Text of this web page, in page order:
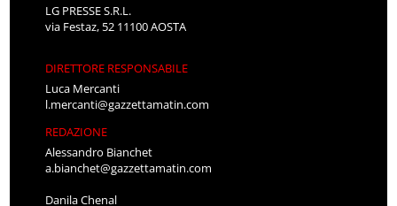
LG PRESSE S.R.L.
via Festaz, 52 11100 AOSTA
DIRETTORE RESPONSABILE
Luca Mercanti
l.mercanti@gazzettamatin.com
REDAZIONE
Alessandro Bianchet
a.bianchet@gazzettamatin.com
Danila Chenal